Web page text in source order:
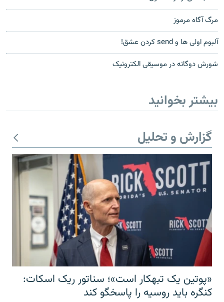
مرگ آگاه مرموز
آلبوم اولى ها و send کردن عشق!
شورش دوگانه در موسيقى الکترونيک
بیشتر بخوانید
گزارش و تحلیل
«پوتین یک تبهکار است»؛ سناتور ریک اسکات:
کنگره باید روسیه را پاسخگو کند